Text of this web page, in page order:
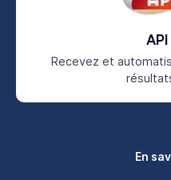
Recevez et
En